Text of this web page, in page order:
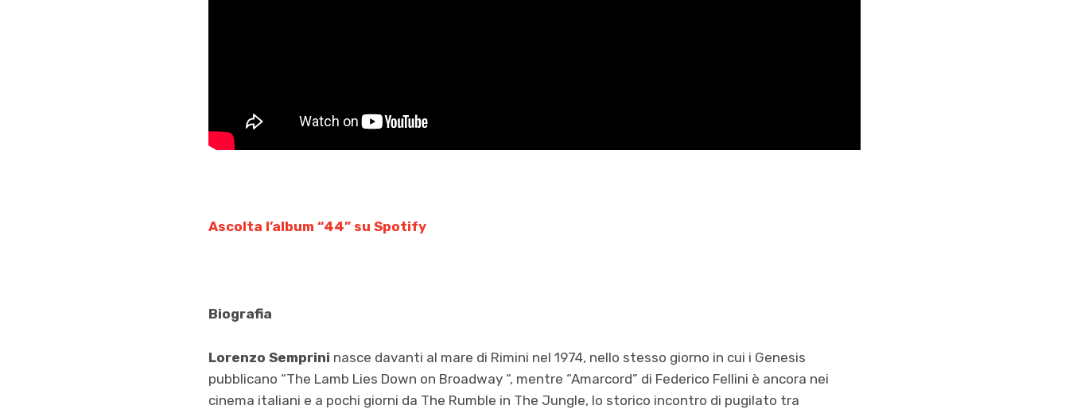
Ascolta l’album “44” su Spotify
Biografia
Lorenzo Semprini nasce davanti al mare di Rimini nel 1974, nello stesso giorno in cui i Genesis
pubblicano “The Lamb Lies Down on Broadway “, mentre “Amarcord” di Federico Fellini è ancora nei
cinema italiani e a pochi giorni da The Rumble in The Jungle, lo storico incontro di pugilato tra